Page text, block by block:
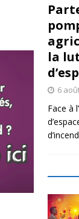
la
6
Face à